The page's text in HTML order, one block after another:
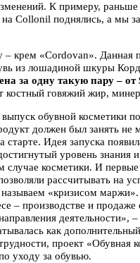
К примеру,
Collonil поднялись, а мы
крем «Cordovan». Данная
из лошадиной шкуры
за одну такую пару – от
костный говяжий жир,
обувной косметики
должен был занять не
Идея запуска
уровень знания
случае косметики. И
рассчитывать на
«кризисом
– производстве и
деятельности»,
как
проект «Обувная
уходу за обувью.